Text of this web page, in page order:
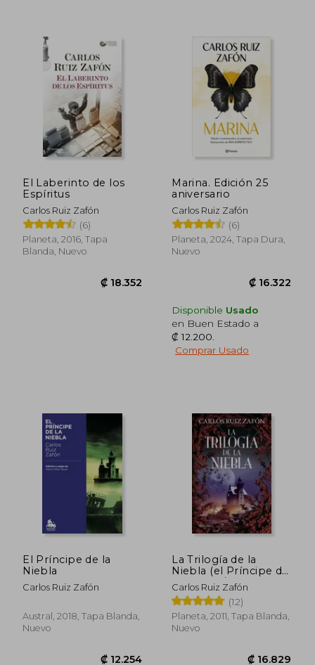
₡ 12.134
₡ 12.051
El Laberinto de los
Espíritus
Carlos Ruiz Zafón
(6)
Planeta, 2016, Tapa
Blanda, Nuevo
Marina. Edición 25
aniversario
Carlos Ruiz Zafón
(6)
Planeta, 2024, Tapa Dura,
Nuevo
Disponible Usado
en Buen Estado a
₡ 12.200
Comprar Usado
El Príncipe de la
Niebla
Carlos Ruiz Zafón
Austral, 2018, Tapa Blanda,
Nuevo
La Trilogía de la
Niebla (el Príncipe de
la Niebla / el Palacio
de la Medianoche / las
Luces de Septiembre)
Carlos Ruiz Zafón
(12)
Planeta, 2011, Tapa Blanda,
Nuevo